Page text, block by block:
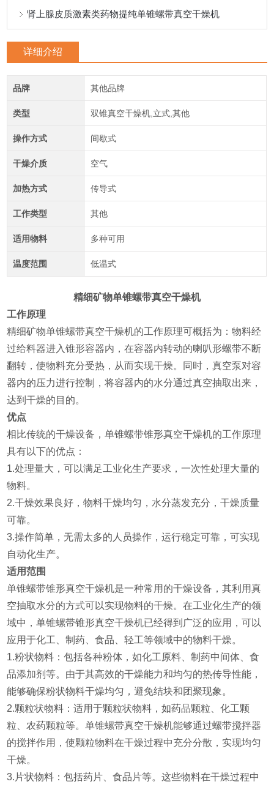
肾上腺皮质激素类药物提纯单锥螺带真空干燥机
详细介绍
品牌 其他品牌
类型 双锥真空干燥机,立式,其他
操作方式 间歇式
干燥介质 空气
加热方式 传导式
工作类型 其他
适用物料 多种可用
温度范围 低温式
精细矿物单锥螺带真空干燥机
工作原理
精细矿物单锥螺带真空干燥机的工作原理可概括为：物料经
过给料器进入锥形容器内，在容器内转动的喇叭形螺带不断
翻转，使物料充分受热，从而实现干燥。同时，真空泵对容
器内的压力进行控制，将容器内的水分通过真空抽取出来，
达到干燥的目的。
优点
相比传统的干燥设备，单锥螺带锥形真空干燥机的工作原理
具有以下的优点：
1.处理量大，可以满足工业化生产要求，一次性处理大量的
物料。
2.干燥效果良好，物料干燥均匀，水分蒸发充分，干燥质量
可靠。
3.操作简单，无需太多的人员操作，运行稳定可靠，可实现
自动化生产。
适用范围
单锥螺带锥形真空干燥机是一种常用的干燥设备，其利用真
空抽取水分的方式可以实现物料的干燥。在工业化生产的领
域中，单锥螺带锥形真空干燥机已经得到广泛的应用，可以
应用于化工、制药、食品、轻工等领域中的物料干燥。
1.粉状物料：包括各种粉体，如化工原料、制药中间体、食
品添加剂等。由于其高效的干燥能力和均匀的热传导性能，
能够确保粉状物料干燥均匀，避免结块和团聚现象。
2.颗粒状物料：适用于颗粒状物料，如药品颗粒、化工颗
粒、农药颗粒等。单锥螺带真空干燥机能够通过螺带搅拌器
的搅拌作用，使颗粒物料在干燥过程中充分分散，实现均匀
干燥。
3.片状物料：包括药片、食品片等。这些物料在干燥过程中